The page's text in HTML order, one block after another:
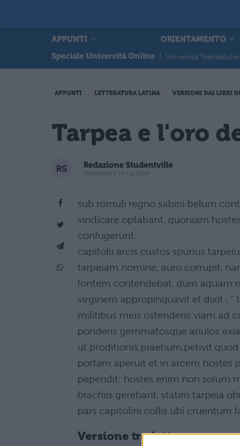
APPUNTI ORIENTAMENTO
Speciale Università Online
Università Telematiche
APPUNTI LETTERATURA LATINA VERSIONI DAI LIBRI
Tarpea e l'oro
Redazione Studentville
Pubblicato il 14 lug 2014
sub romuli regno sabini belum
vindicare optabant. quoniam
confugerunt.
capitolii arcis custos spurius
tarpeiam nomine, auro corrupit.
fontem contendebat. dum aquam
virginem appropinquavit et dixit :
militibus meis ostenderis viam ad
ponderis gemmatosque anulos
ut proditionis praetium,petivit
portam aperuit et in arcem hostes
pependit: hostes enim non solum
brachiis gerebant. statim tarpeia
pars capitolini collis ubi cruentum
Versione tradotta